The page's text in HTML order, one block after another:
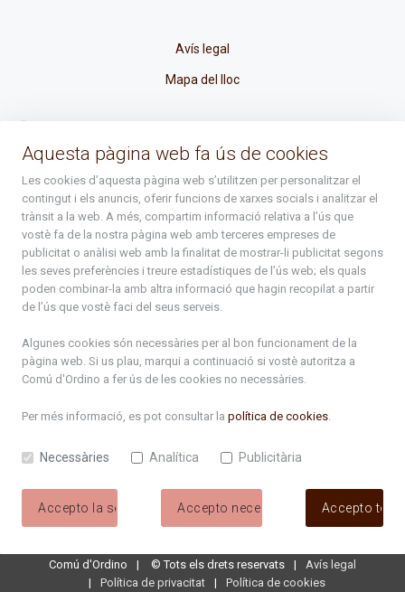
Avís legal
Mapa del lloc
atenciociutadana@ordino.ad
+376 878 100
De Dl. a Dv. : de 8 a 16h (els divendres a partir de l'1 de juny
fins al divendres de la setmana de Meritxell : de 8 a 14h)
Subscriu-te
Aquesta pàgina web fa ús de cookies
Les cookies d’aquesta pàgina web s’utilitzen per personalitzar el
contingut i els anuncis, oferir funcions de xarxes socials i analitzar el
trànsit a la web. A més, compartim informació relativa a l’ús que
vostè fa de la nostra pàgina web amb terceres empreses de
publicitat o anàlisi web amb la finalitat de mostrar-li publicitat segons
les seves preferències i treure estadístiques de l’ús web; els quals
poden combinar-la amb altra informació que hagin recopilat a partir
de l’ús que vostè faci del seus serveis.
Algunes cookies són necessàries per al bon funcionament de la
pàgina web. Si us plau, marqui a continuació si vostè autoritza a
Comú d'Ordino a fer ús de les cookies no necessàries.
Per més informació, es pot consultar la política de cookies.
Necessàries Analítica Publicitària
Accepto la selecció Accepto necessàries Accepto
Comú d'Ordino ©Tots els drets reservats
Avís legal
Política de privacitat
Política de cookies